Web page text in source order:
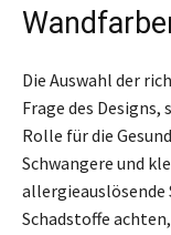
Die Auswahl der
Frage des
Rolle für die
Schwangere und
allergieauslösende
Schadstoffe